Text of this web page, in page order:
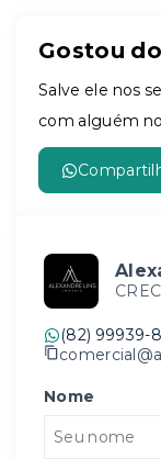
Gostou
Salve ele nos
com alguém
(82) 99939-
Nome